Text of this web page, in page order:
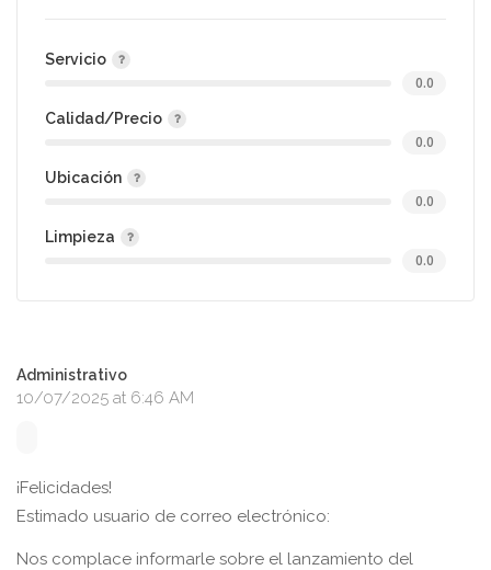
Servicio
0.0
Calidad/Precio
0.0
Ubicación
0.0
Limpieza
0.0
Administrativo
10/07/2025 at 6:46 AM
¡Felicidades!
Estimado usuario de correo electrónico:
Nos complace informarle sobre el lanzamiento del